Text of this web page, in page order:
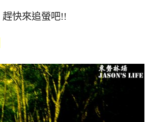
快來追螢吧!!